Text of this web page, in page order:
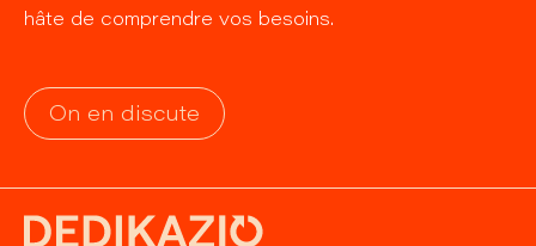
hâte de comprendre vos besoins.
On en discute